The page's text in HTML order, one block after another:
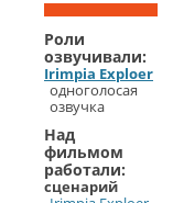
Роли
озвучивали:
Irimpia Exploer
одноголосая
озвучка
Над
фильмом
работали:
сценарий